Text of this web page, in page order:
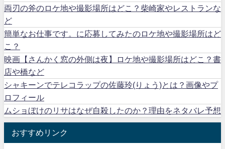
両刃の斧のロケ地や撮影場所はどこ？柴崎家やレストランな
ど
簡単なお仕事です。に応募してみたのロケ地や撮影場所はど
こ？
映画【さんかく窓の外側は夜】ロケ地や撮影場所はどこ？書
店や橋など
シャキーンでテレコラップの佐藤玲(りょう)とは？画像やプ
ロフィール
ムショぼけのリサはなぜ自殺したのか？理由をネタバレ予想
おすすめリンク